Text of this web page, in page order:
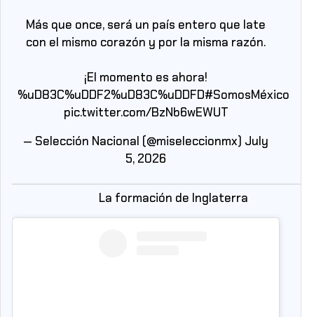
Más que once, será un país entero que late
con el mismo corazón y por la misma razón.
¡El momento es ahora!
%uD83C%uDDF2%uD83C%uDDFD#SomosMéxico
pic.twitter.com/BzNb6wEWUT
— Selección Nacional (@miseleccionmx) July
5, 2026
La formación de Inglaterra